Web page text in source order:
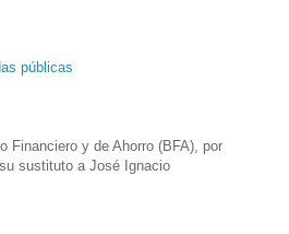
públicas
Financiero y de Ahorro (BFA), por
sustituto a José Ignacio